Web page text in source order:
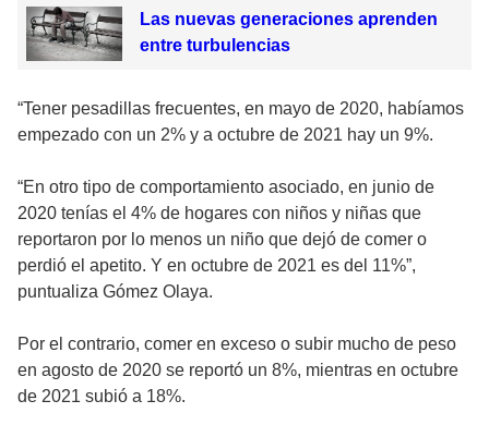
Las nuevas generaciones aprenden
entre turbulencias
“Tener pesadillas frecuentes, en mayo de 2020, habíamos
empezado con un 2% y a octubre de 2021 hay un 9%.
“En otro tipo de comportamiento asociado, en junio de
2020 tenías el 4% de hogares con niños y niñas que
reportaron por lo menos un niño que dejó de comer o
perdió el apetito. Y en octubre de 2021 es del 11%”,
puntualiza Gómez Olaya.
Por el contrario, comer en exceso o subir mucho de peso
en agosto de 2020 se reportó un 8%, mientras en octubre
de 2021 subió a 18%.